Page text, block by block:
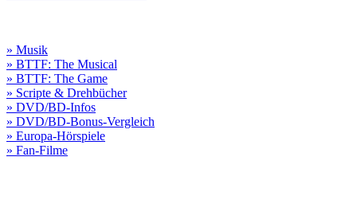
» Musik
» BTTF: The Musical
» BTTF: The Game
» Scripte & Drehbücher
» DVD/BD-Infos
» DVD/BD-Bonus-Vergleich
» Europa-Hörspiele
» Fan-Filme